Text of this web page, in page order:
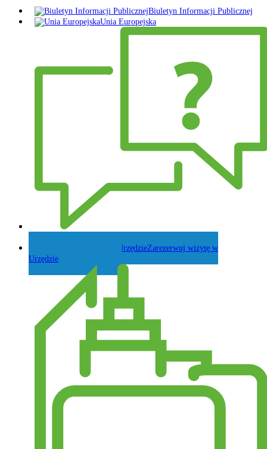
Biuletyn Informacji Publicznej
Unia Europejska
Zarezerwuj wizytę w
Urzędzie